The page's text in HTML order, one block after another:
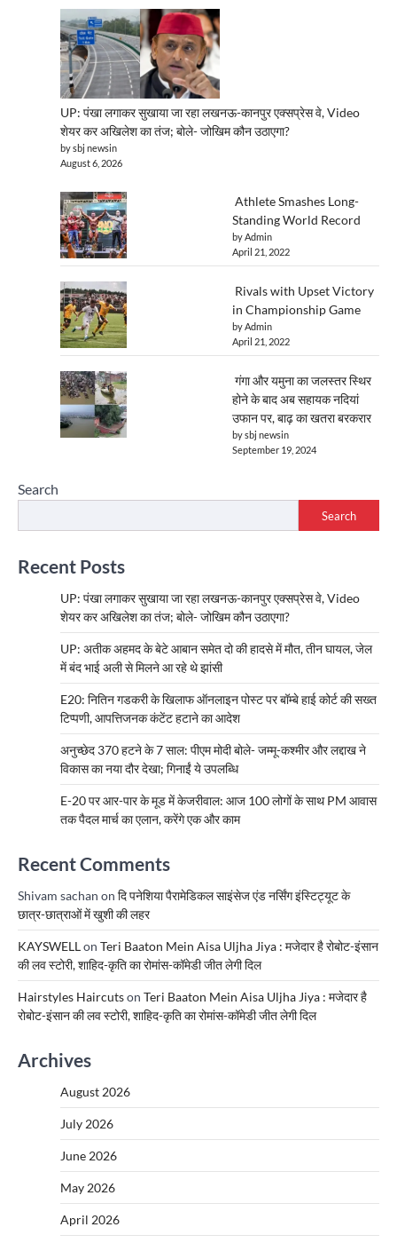
UP: पंखा लगाकर सुखाया जा रहा लखनऊ-कानपुर एक्सप्रेस वे, Video
शेयर कर अखिलेश का तंज; बोले- जोखिम कौन उठाएगा?
by sbj newsin
August 6, 2026
Athlete Smashes Long-
Standing World Record
by Admin
April 21, 2022
Rivals with Upset Victory
in Championship Game
by Admin
April 21, 2022
गंगा और यमुना का जलस्तर स्थिर
होने के बाद अब सहायक नदियां
उफान पर, बाढ़ का खतरा बरकरार
by sbj newsin
September 19, 2024
Search
Search
Recent Posts
UP: पंखा लगाकर सुखाया जा रहा लखनऊ-कानपुर एक्सप्रेस वे, Video
शेयर कर अखिलेश का तंज; बोले- जोखिम कौन उठाएगा?
UP: अतीक अहमद के बेटे आबान समेत दो की हादसे में मौत, तीन घायल, जेल
में बंद भाई अली से मिलने आ रहे थे झांसी
E20: नितिन गडकरी के खिलाफ ऑनलाइन पोस्ट पर बॉम्बे हाई कोर्ट की सख्त
टिप्पणी, आपत्तिजनक कंटेंट हटाने का आदेश
अनुच्छेद 370 हटने के 7 साल: पीएम मोदी बोले- जम्मू-कश्मीर और लद्दाख ने
विकास का नया दौर देखा; गिनाईं ये उपलब्धि
E-20 पर आर-पार के मूड में केजरीवाल: आज 100 लोगों के साथ PM आवास
तक पैदल मार्च का एलान, करेंगे एक और काम
Recent Comments
Shivam sachan on दि पनेशिया पैरामेडिकल साइंसेज एंड नर्सिंग इंस्टिट्यूट के
छात्र-छात्राओं में खुशी की लहर
KAYSWELLon Teri Baaton Mein Aisa Uljha Jiya : मजेदार है रोबोट-इंसान
की लव स्टोरी, शाहिद-कृति का रोमांस-कॉमेडी जीत लेगी दिल
Hairstyles Haircutson Teri Baaton Mein Aisa Uljha Jiya : मजेदार है
रोबोट-इंसान की लव स्टोरी, शाहिद-कृति का रोमांस-कॉमेडी जीत लेगी दिल
Archives
August 2026
July 2026
June 2026
May 2026
April 2026